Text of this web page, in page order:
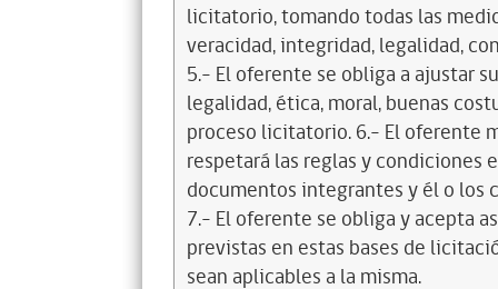
licitatorio, tomando todas las
veracidad, integridad, legalidad,
5.- El oferente se obliga a ajustar
legalidad, ética, moral, buenas
proceso licitatorio. 6.- El oferente
respetará las reglas y condiciones
documentos integrantes y él o los
7.- El oferente se obliga y acepta
previstas en estas bases de
sean aplicables a la misma.